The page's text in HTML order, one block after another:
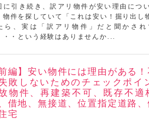
健ミニセミナー
に引き続き、訳アリ物件が安い理由につ
物件を探していて「これは安い！掘り出し
ら、実は「訳アリ物件」だと聞かされ
・・という経験はありませんか...
前編】安い物件には理由がある
敗しないためのチェックポイ
物件、再建築不可、既存不適
借地、無接道、位置指定道路、
宅